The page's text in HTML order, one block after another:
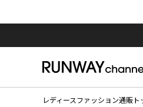
レディースファッション通販ト